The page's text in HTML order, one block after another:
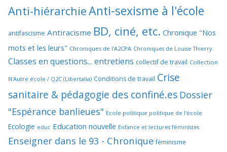
Anti-hiérarchieAnti-sexisme à l'école
antifascisme Antiracisme BD, ciné, etc. Chronique "Nos
mots et les leurs" Chroniques de l'A2CPA Chroniques de Louise Thierry
Classes en questions... entretiens collectif de travail Collection
N'Autre école / Q2C (Libertalia) Conditions de travail Crise
sanitaire & pédagogie des confiné.es Dossier
"Espérance banlieues" Ecole politique politique de l'école
Ecologie educ Education nouvelle Enfance et lectures féministes
Enseigner dans le 93 - Chronique féminisme